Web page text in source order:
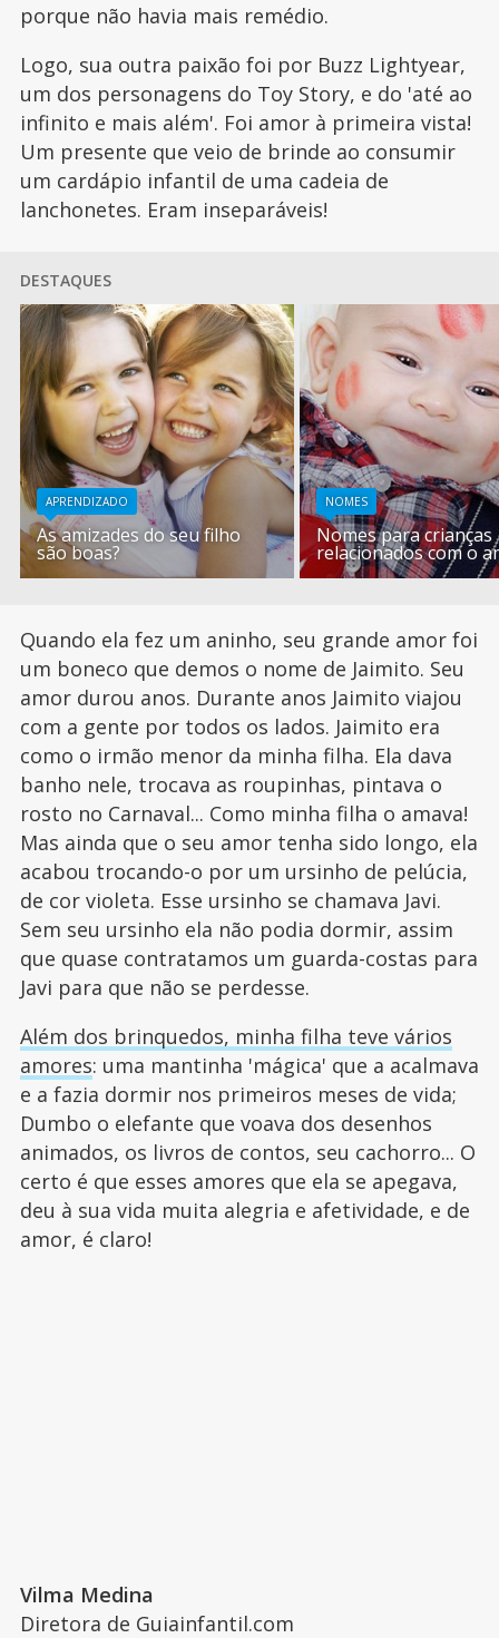
porque não havia mais remédio.
Logo, sua outra paixão foi por Buzz Lightyear,
um dos personagens do Toy Story, e do 'até ao
infinito e mais além'. Foi amor à primeira vista!
Um presente que veio de brinde ao consumir
um cardápio infantil de uma cadeia de
lanchonetes. Eram inseparáveis!
DESTAQUES
APRENDIZADO
As amizades do seu filho
são boas?
NOMES
Nomes para crianças
relacionados com o
Quando ela fez um aninho, seu grande amor foi
um boneco que demos o nome de Jaimito. Seu
amor durou anos. Durante anos Jaimito viajou
com a gente por todos os lados. Jaimito era
como o irmão menor da minha filha. Ela dava
banho nele, trocava as roupinhas, pintava o
rosto no Carnaval... Como minha filha o amava!
Mas ainda que o seu amor tenha sido longo, ela
acabou trocando-o por um ursinho de pelúcia,
de cor violeta. Esse ursinho se chamava Javi.
Sem seu ursinho ela não podia dormir, assim
que quase contratamos um guarda-costas para
Javi para que não se perdesse.
Além dos brinquedos, minha filha teve vários
amores: uma mantinha 'mágica' que a acalmava
e a fazia dormir nos primeiros meses de vida;
Dumbo o elefante que voava dos desenhos
animados, os livros de contos, seu cachorro... O
certo é que esses amores que ela se apegava,
deu à sua vida muita alegria e afetividade, e de
amor, é claro!
Vilma Medina
Diretora de Guiainfantil.com